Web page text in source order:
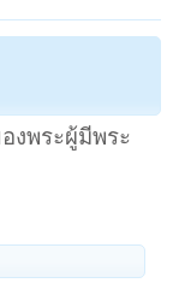
งพระผู้มีพระ